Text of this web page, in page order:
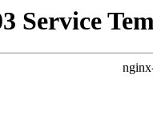
Service